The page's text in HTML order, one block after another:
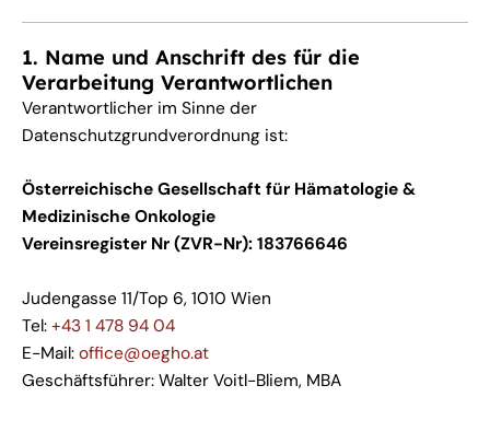
1. Name und Anschrift des für die
Verarbeitung Verantwortlichen
Verantwortlicher im Sinne der
Datenschutzgrundverordnung ist:
Österreichische Gesellschaft für Hämatologie &
Medizinische Onkologie
Vereinsregister Nr (ZVR-Nr): 183766646
Judengasse 11/Top 6, 1010 Wien
Tel: +43 1 478 94 04
E-Mail: office@oegho.at
Geschäftsführer: Walter Voitl-Bliem, MBA